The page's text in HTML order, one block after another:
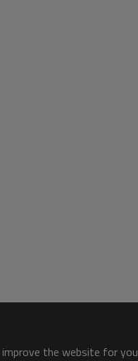
the website for you.